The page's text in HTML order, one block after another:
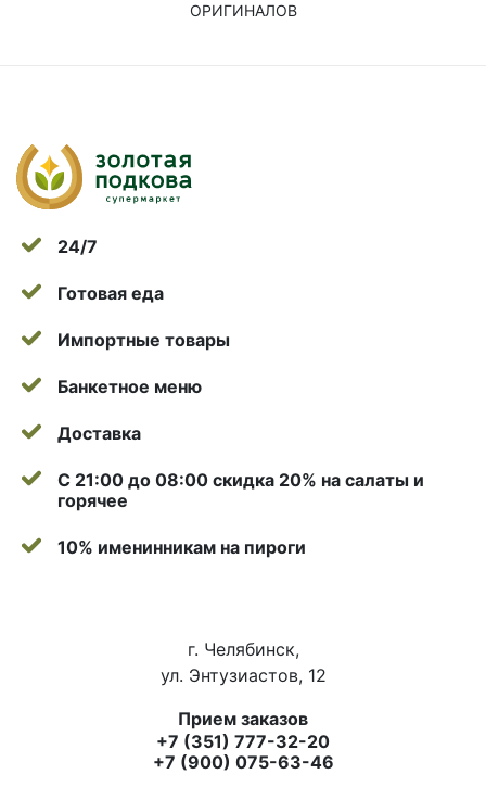
ОРИГИНАЛОВ
24/7
Готовая еда
Импортные товары
Банкетное меню
Доставка
С 21:00 до 08:00 скидка 20% на салаты и
горячее
10% именинникам на пироги
г. Челябинск,
ул. Энтузиастов, 12
Прием заказов
+7 (351) 777-32-20
+7 (900) 075-63-46